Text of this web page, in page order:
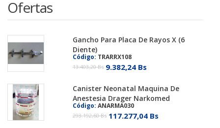
Ofertas
Gancho Para Placa De Rayos X (6
Diente)
Código: TRARRX108
13.403,20 Bs 9.382,24 Bs
Canister Neonatal Maquina De
Anestesia Drager Narkomed
Código: ANARMA030
293.192,60 Bs 117.277,04 Bs